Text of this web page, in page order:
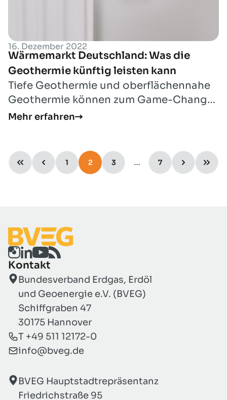
16. Dezember 2022
Wärmemarkt Deutschland: Was die
Geothermie künftig leisten kann
Tiefe Geothermie und oberflächennahe
Geothermie können zum Game-Changer
der deutschen Wärmewende werden
Mehr erfahren
1 2 3 … 7
Kontakt
Bundesverband Erdgas, Erdöl
und Geoenergie e.V. (BVEG)
Schiffgraben 47
30175 Hannover
T +49 511 12172-0
info@bveg.de
BVEG Hauptstadtrepräsentanz
Friedrichstraße 95